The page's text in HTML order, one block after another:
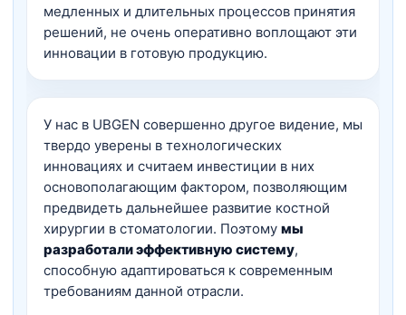
медленных и длительных процессов принятия
решений, не очень оперативно воплощают эти
инновации в готовую продукцию.
У нас в UBGEN совершенно другое видение, мы
твердо уверены в технологических
инновациях и считаем инвестиции в них
основополагающим фактором, позволяющим
предвидеть дальнейшее развитие костной
хирургии в стоматологии. Поэтому мы
разработали эффективную систему,
способную адаптироваться к современным
требованиям данной отрасли.